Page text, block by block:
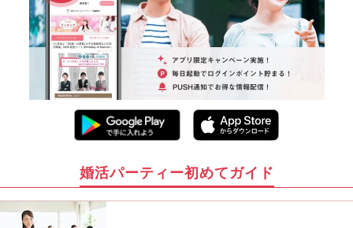
婚活パーティー初めてガイド